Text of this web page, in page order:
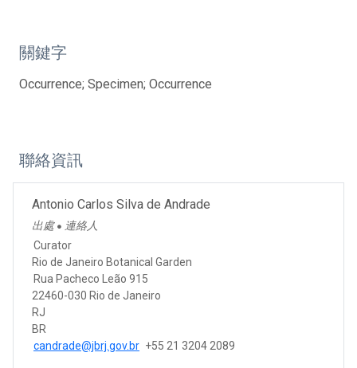
關鍵字
Occurrence; Specimen; Occurrence
聯絡資訊
Antonio Carlos Silva de Andrade
出處 ● 連絡人
Curator
Rio de Janeiro Botanical Garden
Rua Pacheco Leão 915
22460-030 Rio de Janeiro
RJ
BR
candrade@jbrj.gov.br +55 21 3204 2089